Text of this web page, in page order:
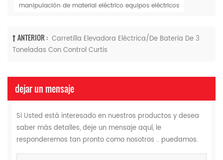
manipulación de material eléctrico equipos eléctricos
ANTERIOR : Carretilla Elevadora Eléctrica/de Batería De 3
Toneladas Con Control Curtis
dejar un mensaje
Si Usted está interesado en nuestros productos y desea
saber más detalles, deje un mensaje aquí, le
responderemos tan pronto como nosotros .. puedamos.